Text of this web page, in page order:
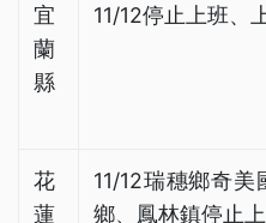
宜
蘭
縣
11/12停止上班、
花
蓮
11/12瑞穗鄉奇
鄉、鳳林鎮停止